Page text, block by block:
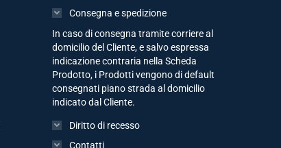
Consegna e spedizione
In caso di consegna tramite corriere al
domicilio del Cliente, e salvo espressa
indicazione contraria nella Scheda
Prodotto, i Prodotti vengono di default
consegnati piano strada al domicilio
indicato dal Cliente.
Diritto di recesso
Contatti